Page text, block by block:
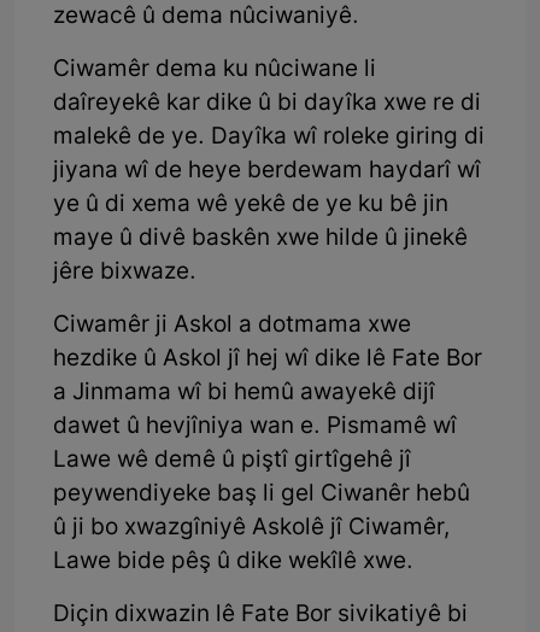
zewacê û dema nûciwaniyê.
Ciwamêr dema ku nûciwane li
daîreyekê kar dike û bi dayîka xwe re di
malekê de ye. Dayîka wî roleke giring di
jiyana wî de heye berdewam haydarî wî
ye û di xema wê yekê de ye ku bê jin
maye û divê baskên xwe hilde û jinekê
jêre bixwaze.
Ciwamêr ji Askol a dotmama xwe
hezdike û Askol jî hej wî dike lê Fate Bor
a Jinmama wî bi hemû awayekê dijî
dawet û hevjîniya wan e. Pismamê wî
Lawe wê demê û piştî girtîgehê jî
peywendiyeke baş li gel Ciwanêr hebû
û ji bo xwazgîniyê Askolê jî Ciwamêr,
Lawe bide pêş û dike wekîlê xwe.
Diçin dixwazin lê Fate Bor sivikatiyê bi